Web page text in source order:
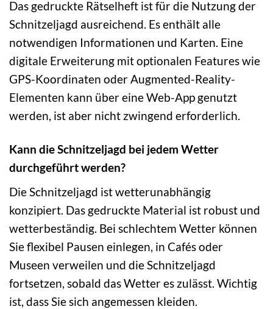
Das gedruckte Rätselheft ist für die Nutzung der
Schnitzeljagd ausreichend. Es enthält alle
notwendigen Informationen und Karten. Eine
digitale Erweiterung mit optionalen Features wie
GPS-Koordinaten oder Augmented-Reality-
Elementen kann über eine Web-App genutzt
werden, ist aber nicht zwingend erforderlich.
Kann die Schnitzeljagd bei jedem Wetter
durchgeführt werden?
Die Schnitzeljagd ist wetterunabhängig
konzipiert. Das gedruckte Material ist robust und
wetterbeständig. Bei schlechtem Wetter können
Sie flexibel Pausen einlegen, in Cafés oder
Museen verweilen und die Schnitzeljagd
fortsetzen, sobald das Wetter es zulässt. Wichtig
ist, dass Sie sich angemessen kleiden.